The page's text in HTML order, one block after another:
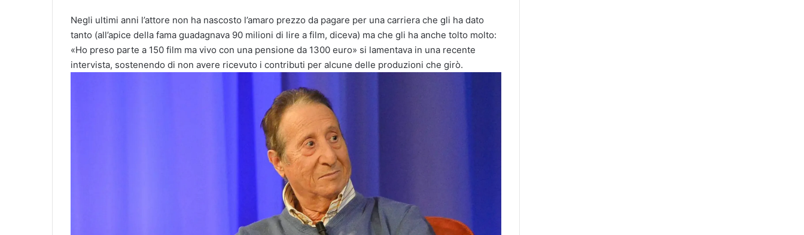
Negli ultimi anni l’attore non ha nascosto l’amaro prezzo da pagare per una carriera che gli ha dato
tanto (all’apice della fama guadagnava 90 milioni di lire a film, diceva) ma che gli ha anche tolto molto:
«Ho preso parte a 150 film ma vivo con una pensione da 1300 euro» si lamentava in una recente
intervista, sostenendo di non avere ricevuto i contributi per alcune delle produzioni che girò.